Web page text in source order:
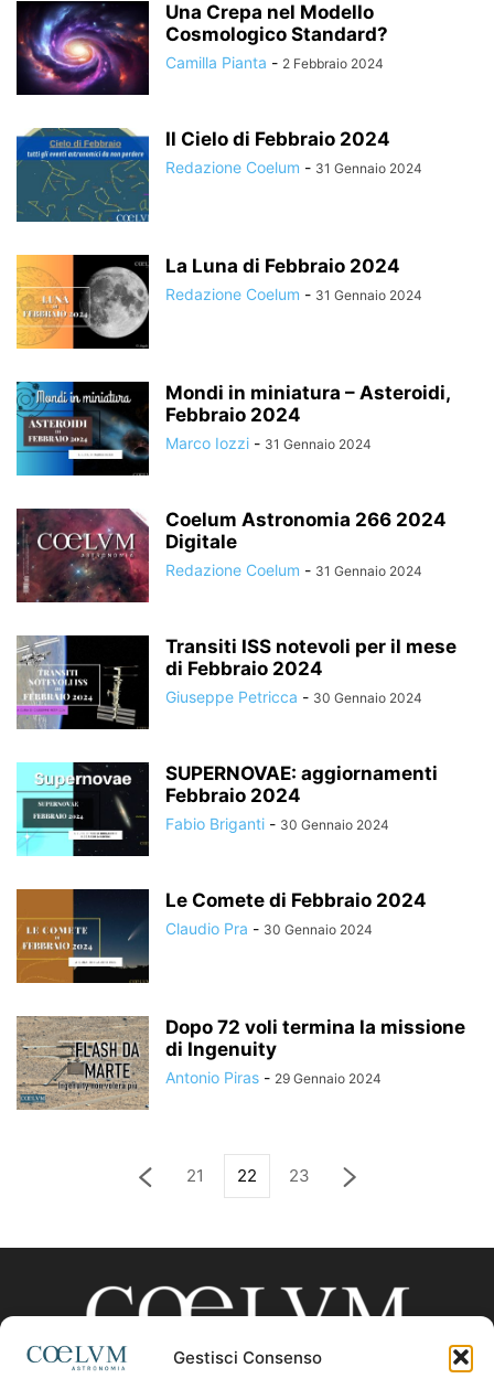
Gestisci Consenso
Una Crepa nel Modello
Cosmologico Standard?
Camilla Pianta - 2 Febbraio 2024
Il Cielo di Febbraio 2024
Redazione Coelum - 31 Gennaio 2024
La Luna di Febbraio 2024
Redazione Coelum - 31 Gennaio 2024
Mondi in miniatura – Asteroidi,
Febbraio 2024
Marco Iozzi - 31 Gennaio 2024
Coelum Astronomia 266 2024
Digitale
Redazione Coelum - 31 Gennaio 2024
Transiti ISS notevoli per il mese
di Febbraio 2024
Giuseppe Petricca - 30 Gennaio 2024
SUPERNOVAE: aggiornamenti
Febbraio 2024
Fabio Briganti - 30 Gennaio 2024
Le Comete di Febbraio 2024
Claudio Pra - 30 Gennaio 2024
Dopo 72 voli termina la missione
di Ingenuity
Antonio Piras - 29 Gennaio 2024
21 22 23